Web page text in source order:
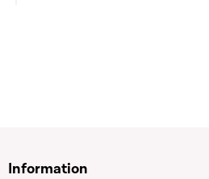
Information